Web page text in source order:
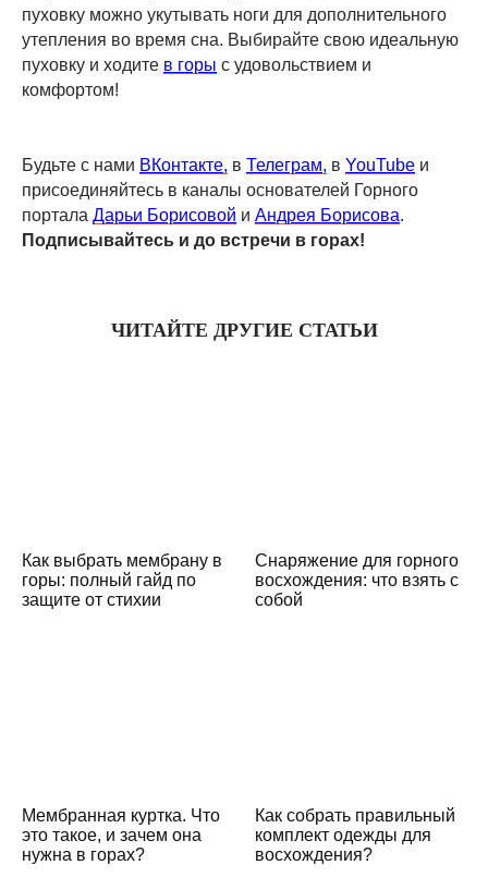
пуховку можно укутывать ноги для дополнительного
утепления во время сна. Выбирайте свою идеальную
пуховку и ходите в горы с удовольствием и
комфортом!
Будьте с нами ВКонтакте, в Телеграм, в YouTube и
присоединяйтесь в каналы основателей Горного
портала Дарьи Борисовой и Андрея Борисова.
Подписывайтесь и до встречи в горах!
ЧИТАЙТЕ ДРУГИЕ СТАТЬИ
Как выбрать мембрану в
горы: полный гайд по
защите от стихии
Снаряжение для горного
восхождения: что взять с
собой
Мембранная куртка. Что
это такое, и зачем она
нужна в горах?
Как собрать правильный
комплект одежды для
восхождения?